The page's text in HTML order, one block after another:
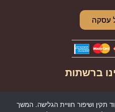
עסקה
ברשתות
Iושיפור חוויית הגלישה. המשך